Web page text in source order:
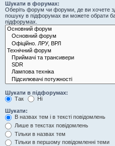
Шукати в форумах:
Оберіть форум чи форуми, де ви хочете
пошуку в підфорумах ви можете обрати
підфорумах.
Шукати в підфорумах:
Так
Ні
Шукати:
В назвах тем і в тексті повідомлень
Лише в текстах повідомлень
Тільки в назвах тем
Тільки в першому повідомленні теми